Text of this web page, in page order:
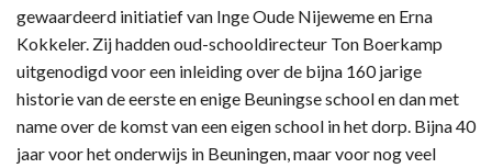
gewaardeerd initiatief van Inge Oude Nijeweme en Erna
Kokkeler. Zij hadden oud-schooldirecteur Ton Boerkamp
uitgenodigd voor een inleiding over de bijna 160 jarige
historie van de eerste en enige Beuningse school en dan met
name over de komst van een eigen school in het dorp. Bijna 40
jaar voor het onderwijs in Beuningen, maar voor nog veel